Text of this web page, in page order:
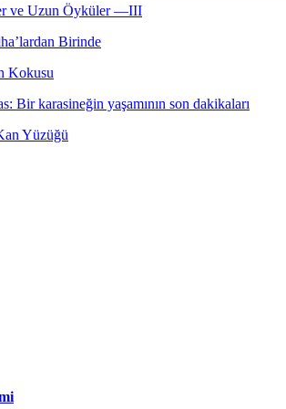
ve Uzun Öyküler —III
Birinde
Kokusu
Bir karasineğin yaşamının son dakikaları
Yüzüğü